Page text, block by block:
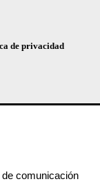
de privacidad
comunicación